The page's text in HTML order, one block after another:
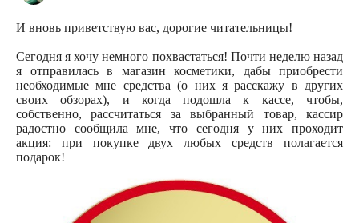
И вновь приветствую вас, дорогие читательницы!
Сегодня я хочу немного похвастаться! Почти неделю назад
я отправилась в магазин косметики, дабы приобрести
необходимые мне средства (о них я расскажу в других
своих обзорах), и когда подошла к кассе, чтобы,
собственно, рассчитаться за выбранный товар, кассир
радостно сообщила мне, что сегодня у них проходит
акция: при покупке двух любых средств полагается
подарок!